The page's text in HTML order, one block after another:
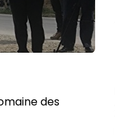
des